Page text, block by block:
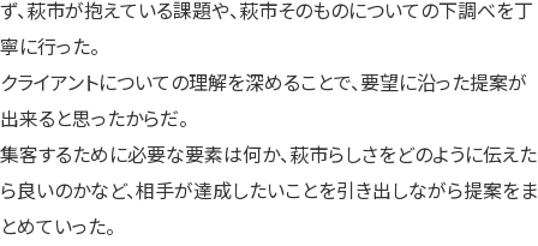
ず、萩市が抱えている課題や、萩市そのものについての下調べを丁
寧に行った。
クライアントについての理解を深めることで、要望に沿った提案が
出来ると思ったからだ。
集客するために必要な要素は何か、萩市らしさをどのように伝えた
ら良いのかなど、相手が達成したいことを引き出しながら提案をま
とめていった。